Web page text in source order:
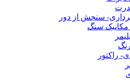
سنجش از دور
سنگ
راکتور